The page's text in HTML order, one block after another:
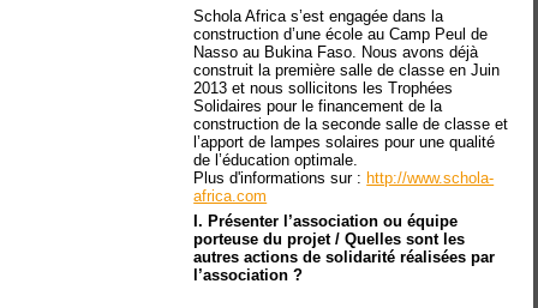
Schola Africa s’est engagée dans la
construction d’une école au Camp Peul de
Nasso au Bukina Faso. Nous avons déjà
construit la première salle de classe en Juin
2013 et nous sollicitons les Trophées
Solidaires pour le financement de la
construction de la seconde salle de classe et
l’apport de lampes solaires pour une qualité
de l’éducation optimale.
Plus d'informations sur :http://www.schola-
africa.com
I. Présenter l’association ou équipe
porteuse du projet / Quelles sont les
autres actions de solidarité réalisées par
l’association ?